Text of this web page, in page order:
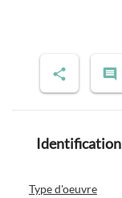
Identification
Type d'oeuvre